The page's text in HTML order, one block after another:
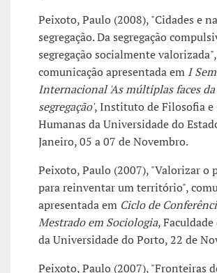
Peixoto, Paulo (2008), "Cidades e
segregação. Da segregação
segregação socialmente valorizada",
comunicação apresentada em I
Internacional 'As múltiplas faces da
segregação', Instituto de Filosofia e
Humanas da Universidade do
Janeiro, 05 a 07 de Novembro.
Peixoto, Paulo (2007), "Valorizar o
para reinventar um território",
apresentada em Ciclo de
Mestrado em Sociologia,
da Universidade do Porto, 22 de
Peixoto, Paulo (2007), "Fronteiras